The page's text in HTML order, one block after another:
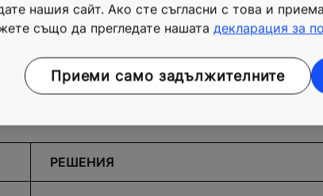
РЕШЕНИЯ
нашия сайт. Ако сте съгласни с това и
също да прегледате нашата декларация за
Приеми само задължителните